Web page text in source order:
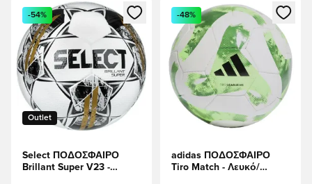
Ανοίγει ένα Modal για να συνδεθείτε ή να εγγραφείτε ως
Outlet
-54%
Select ΠΟΔΟΣΦΑΙΡΟ
Brillant Super V23 -
Ανοίγει ένα Modal για να
-48%
adidas ΠΟΔΟΣΦΑΙΡΟ
Tiro Match - Λευκό/